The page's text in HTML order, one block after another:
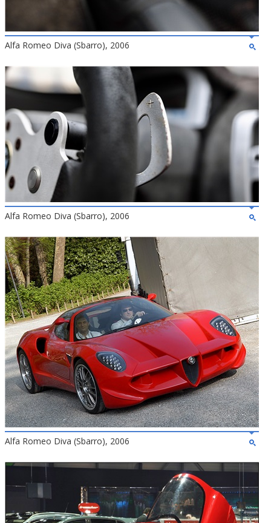
Alfa Romeo Diva (Sbarro), 2006
Alfa Romeo Diva (Sbarro), 2006
Alfa Romeo Diva (Sbarro), 2006